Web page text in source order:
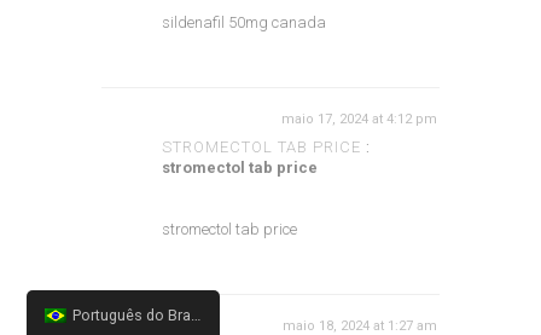
sildenafil 50mg canada
STROMECTOL TAB PRICE :
maio 17, 2024 at 4:12 pm
stromectol tab price
stromectol tab price
maio 18, 2024 at 1:27 am
Português do Brasil